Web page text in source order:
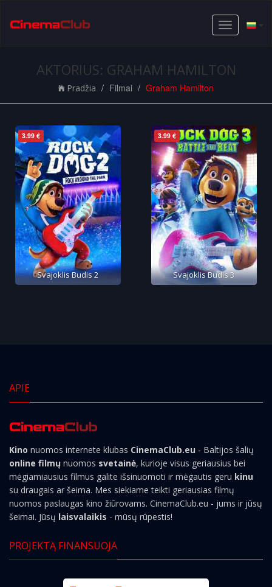
Toggle
navigation
AKTORIUS: GRAHAM HAMILTON
Pradžia Filmai Graham Hamilton
3.99 €
Svajoklis Budis 3
3.99 €
Svajoklis Budis 2
APIE
Kino nuomos internete klubas CinemaClub.eu - Baltijos šalių
online filmų nuomos svetainė, kurioje visus geriausius bei
mėgiamiausius filmus galite išsinuomoti ir mėgautis geru kinu
su draugais ar šeima. Mes siekiame teikti geriausias filmų
nuomos paslaugas kino žiūrovams. CinemaClub.eu - jums ir jūsų
šeimai. Jūsų laisvalaikis - mūsų rūpestis!
PROJEKTĄ FINANSUOJA